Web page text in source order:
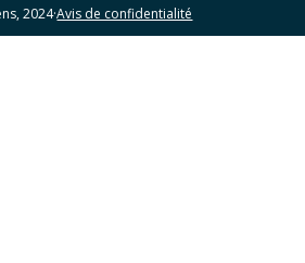
2024·Avis de confidentialité